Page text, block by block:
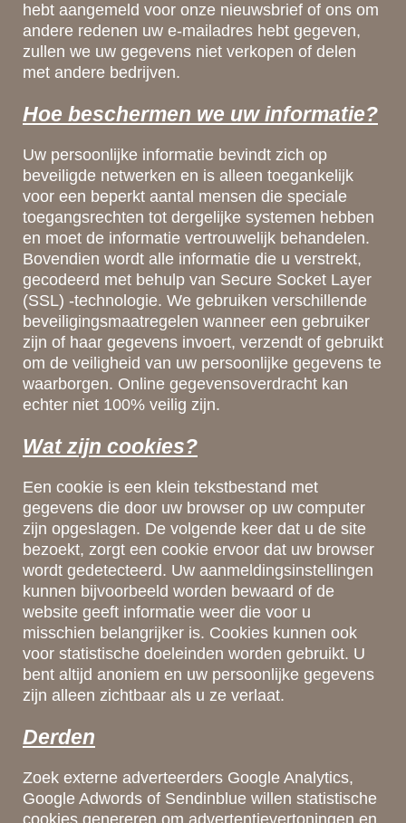
hebt aangemeld voor onze nieuwsbrief of ons om
andere redenen uw e-mailadres hebt gegeven,
zullen we uw gegevens niet verkopen of delen
met andere bedrijven.
Hoe beschermen we uw informatie?
Uw persoonlijke informatie bevindt zich op
beveiligde netwerken en is alleen toegankelijk
voor een beperkt aantal mensen die speciale
toegangsrechten tot dergelijke systemen hebben
en moet de informatie vertrouwelijk behandelen.
Bovendien wordt alle informatie die u verstrekt,
gecodeerd met behulp van Secure Socket Layer
(SSL) -technologie. We gebruiken verschillende
beveiligingsmaatregelen wanneer een gebruiker
zijn of haar gegevens invoert, verzendt of gebruikt
om de veiligheid van uw persoonlijke gegevens te
waarborgen. Online gegevensoverdracht kan
echter niet 100% veilig zijn.
Wat zijn cookies?
Een cookie is een klein tekstbestand met
gegevens die door uw browser op uw computer
zijn opgeslagen. De volgende keer dat u de site
bezoekt, zorgt een cookie ervoor dat uw browser
wordt gedetecteerd. Uw aanmeldingsinstellingen
kunnen bijvoorbeeld worden bewaard of de
website geeft informatie weer die voor u
misschien belangrijker is. Cookies kunnen ook
voor statistische doeleinden worden gebruikt. U
bent altijd anoniem en uw persoonlijke gegevens
zijn alleen zichtbaar als u ze verlaat.
Derden
Zoek externe adverteerders Google Analytics,
Google Adwords of Sendinblue willen statistische
cookies genereren om advertentievertoningen en